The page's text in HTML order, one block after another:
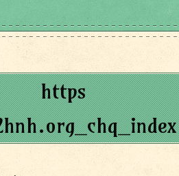
https